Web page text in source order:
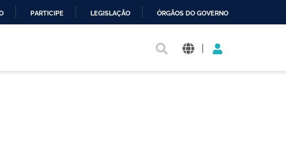
PARTICIPE LEGISLAÇÃO ÓRGÃOS DO GOVERNO
|